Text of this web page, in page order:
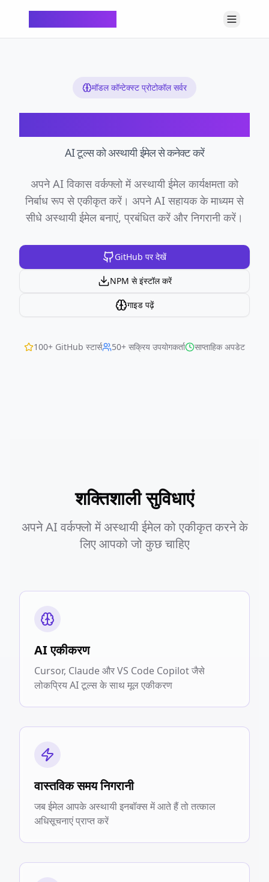
मॉडल कॉन्टेक्स्ट प्रोटोकॉल सर्वर
AI टूल्स को अस्थायी ईमेल से कनेक्ट करें
अपने AI विकास वर्कफ्लो में अस्थायी ईमेल कार्यक्षमता को
निर्बाध रूप से एकीकृत करें। अपने AI सहायक के माध्यम से
सीधे अस्थायी ईमेल बनाएं, प्रबंधित करें और निगरानी करें।
GitHub पर देखें
NPM से इंस्टॉल करें
गाइड पढ़ें
100+ GitHub स्टार्स 50+ सक्रिय उपयोगकर्ता साप्ताहिक अपडेट
शक्तिशाली सुविधाएं
अपने AI वर्कफ्लो में अस्थायी ईमेल को एकीकृत करने के
लिए आपको जो कुछ चाहिए
AI एकीकरण
Cursor, Claude और VS Code Copilot जैसे
लोकप्रिय AI टूल्स के साथ मूल एकीकरण
वास्तविक समय निगरानी
जब ईमेल आपके अस्थायी इनबॉक्स में आते हैं तो तत्काल
अधिसूचनाएं प्राप्त करें